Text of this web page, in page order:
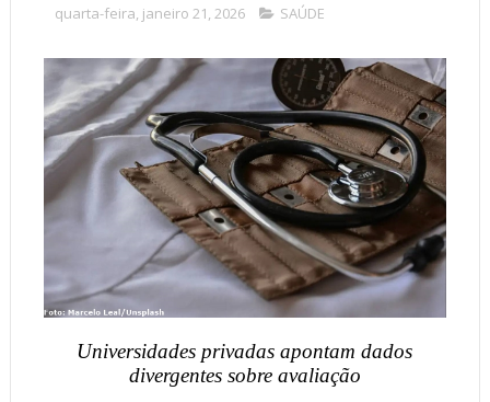
quarta-feira, janeiro 21, 2026 SAÚDE
Universidades privadas apontam dados
divergentes sobre avaliação